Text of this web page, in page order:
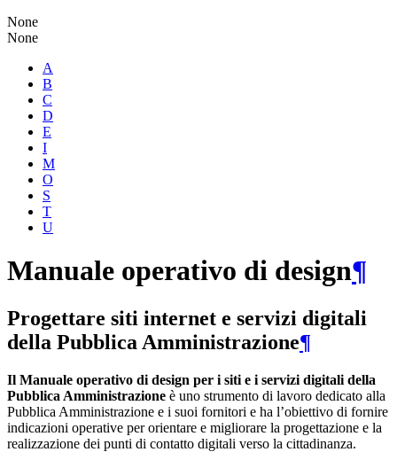
None
None
A
B
C
D
E
I
M
O
S
T
U
Manuale operativo di design¶
Progettare siti internet e servizi digitali
della Pubblica Amministrazione¶
Il Manuale operativo di design per i siti e i servizi digitali della
Pubblica Amministrazione è uno strumento di lavoro dedicato alla
Pubblica Amministrazione e i suoi fornitori e ha l’obiettivo di fornire
indicazioni operative per orientare e migliorare la progettazione e la
realizzazione dei punti di contatto digitali verso la cittadinanza.